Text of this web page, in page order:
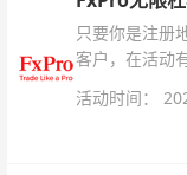
只要你是注册
客户，在活动
活动时间：